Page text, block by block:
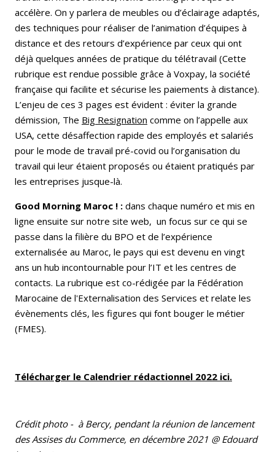
accélère. On y parlera de meubles ou d’éclairage adaptés,
des techniques pour réaliser de l’animation d’équipes à
distance et des retours d’expérience par ceux qui ont
déjà quelques années de pratique du télétravail (Cette
rubrique est rendue possible grâce à Voxpay, la société
française qui facilite et sécurise les paiements à distance).
L’enjeu de ces 3 pages est évident : éviter la grande
démission, The Big Resignation comme on l’appelle aux
USA, cette désaffection rapide des employés et salariés
pour le mode de travail pré-covid ou l’organisation du
travail qui leur étaient proposés ou étaient pratiqués par
les entreprises jusque-là.
Good Morning Maroc ! : dans chaque numéro et mis en
ligne ensuite sur notre site web, un focus sur ce qui se
passe dans la filière du BPO et de l’expérience
externalisée au Maroc, le pays qui est devenu en vingt
ans un hub incontournable pour l’IT et les centres de
contacts. La rubrique est co-rédigée par la Fédération
Marocaine de l'Externalisation des Services et relate les
évènements clés, les figures qui font bouger le métier
(FMES).
Télécharger le Calendrier rédactionnel 2022 ici.
Crédit photo - à Bercy, pendant la réunion de lancement
des Assises du Commerce, en décembre 2021 @ Edouard